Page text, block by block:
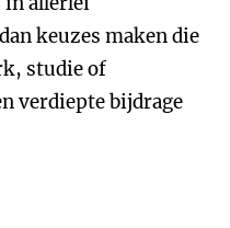
keuzes maken die
studie of
verdiepte bijdrage